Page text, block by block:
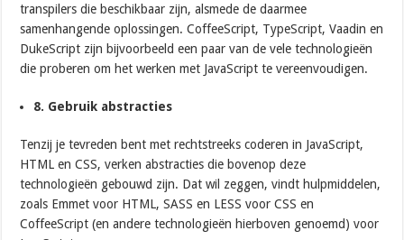
transpilers die beschikbaar zijn, alsmede de daarmee
samenhangende oplossingen. CoffeeScript, TypeScript, Vaadin en
DukeScript zijn bijvoorbeeld een paar van de vele technologieën
die proberen om het werken met JavaScript te vereenvoudigen.
8. Gebruik abstracties
Tenzij je tevreden bent met rechtstreeks coderen in JavaScript,
HTML en CSS, verken abstracties die bovenop deze
technologieën gebouwd zijn. Dat wil zeggen, vindt hulpmiddelen,
zoals Emmet voor HTML, SASS en LESS voor CSS en
CoffeeScript (en andere technologieën hierboven genoemd) voor